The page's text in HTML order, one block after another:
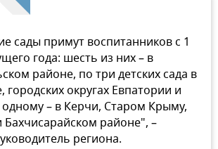
сады примут воспитанников с 1
года: шесть из них – в
районе, по три детских сада в
округах Евпатории и
– в Керчи, Старом Крыму,
Бахчисарайском районе", –
региона.